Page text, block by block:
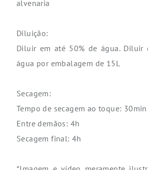
alvenaria
Diluição:
Diluir em até 50% de água. Diluir
água por embalagem de 15L
Secagem:
Tempo de secagem ao toque: 30min
Entre demãos: 4h
Secagem final: 4h